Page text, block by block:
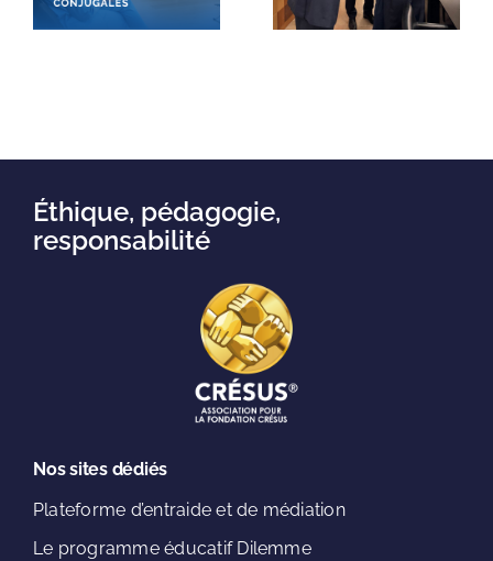
pour
Éthique, pédagogie,
responsabilité
Nos sites dédiés
Plateforme d’entraide et de médiation
Le programme éducatif Dilemme